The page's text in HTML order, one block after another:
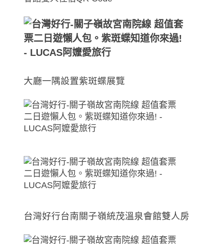
大廳一隅設置紫斑蝶展覽
台灣好行台南關子嶺統茂溫泉會館雙人房